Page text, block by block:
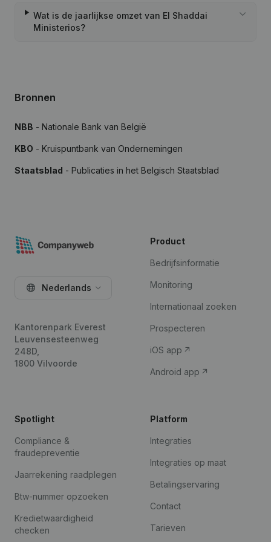
Wat is de jaarlijkse omzet van El Shaddai
Ministerios?
Bronnen
NBB - Nationale Bank van België
KBO - Kruispuntbank van Ondernemingen
Staatsblad - Publicaties in het Belgisch Staatsblad
Nederlands
Kantorenpark Everest
Leuvensesteenweg
248D,
1800 Vilvoorde
Product
Bedrijfsinformatie
Monitoring
Internationaal zoeken
Prospecteren
iOS app
Android app
Spotlight
Compliance &
fraudepreventie
Jaarrekening raadplegen
Btw-nummer opzoeken
Kredietwaardigheid
checken
Platform
Integraties
Integraties op maat
Betalingservaring
Contact
Tarieven